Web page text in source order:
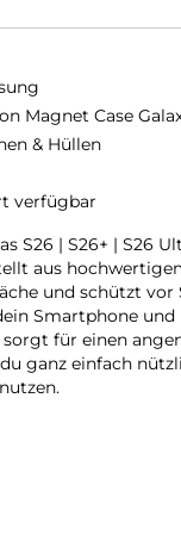
Magnet Case
& Hüllen
verfügbar
S26 | S26+ | S26
aus
und schützt
Smartphone
für einen
ganz einfach